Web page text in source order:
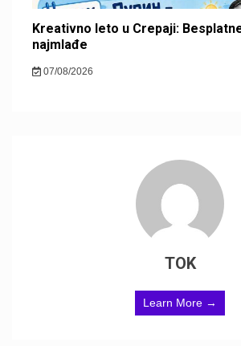
Kreativno leto u Crepaji:
najmlađe
07/08/2026
TOK
Learn More →